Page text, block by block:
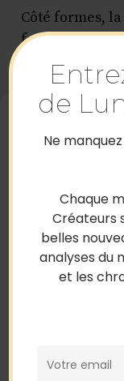
Pour offrir les
technologies telles
nous permettra de
de navigation ou les
consentir ou de
sur certaines
Côté formes,
formes
papillon pour
oversize pour
de
Ne
Chaque
Créateurs
belles
analyses du
et les